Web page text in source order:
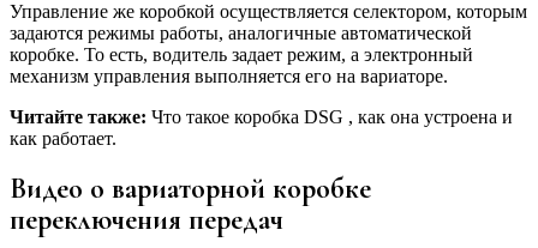
Управление же коробкой осуществляется селектором, которым
задаются режимы работы, аналогичные автоматической
коробке. То есть, водитель задает режим, а электронный
механизм управления выполняется его на вариаторе.
Читайте также: Что такое коробка DSG , как она устроена и
как работает.
Видео о вариаторной коробке
переключения передач